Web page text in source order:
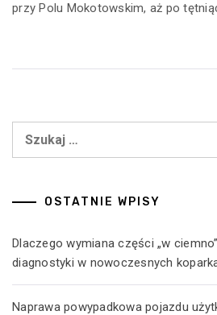
przy Polu Mokotowskim, aż po
Szukaj:
OSTATNIE WPISY
Dlaczego wymiana części „w
diagnostyki w nowoczesnych
Naprawa powypadkowa pojazdu